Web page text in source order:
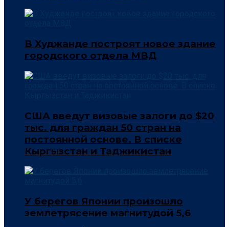
В Худжанде построят новое здание
городского отдела МВД
США введут визовые залоги до $20
тыс. для граждан 50 стран на
постоянной основе. В списке
Кыргызстан и Таджикистан
У берегов Японии произошло
землетрясение магнитудой 5,6